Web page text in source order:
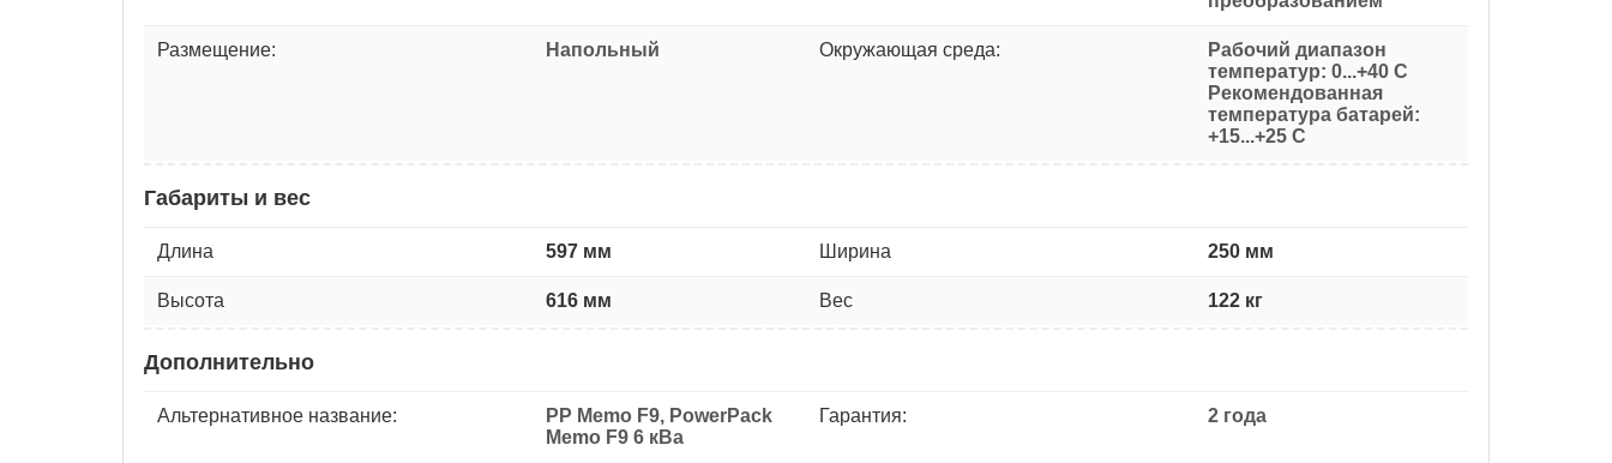
Размещение: Напольный Окружающая среда:
Рабочий диапазон
температур: 0...+40 С
Рекомендованная
температура батарей:
+15...+25 С
Габариты и вес
Длина 597 мм Ширина 250 мм
Высота 616 мм Вес 122 кг
Дополнительно
Альтернативное название:
PP Memo F9, PowerPack
Memo F9 6 кВа
Гарантия: 2 года